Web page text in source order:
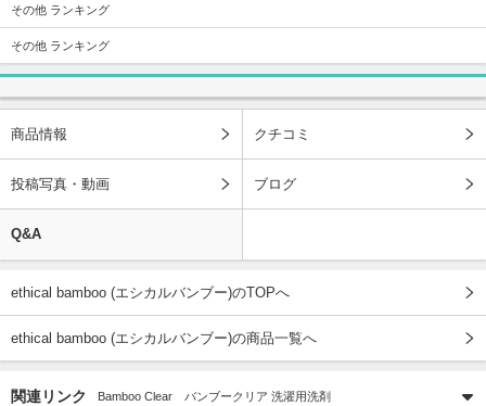
その他 ランキング
その他 ランキング
商品情報 クチコミ
投稿写真・動画 ブログ
Q&A
ethical bamboo (エシカルバンブー)のTOPへ
ethical bamboo (エシカルバンブー)の商品一覧へ
関連リンク Bamboo Clear バンブークリア 洗濯用洗剤